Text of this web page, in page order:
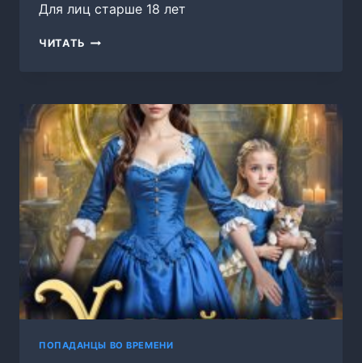
Для лиц старше 18 лет
ЧИТАТЬ САМЫЙ
ВТОРОЙ
ПОПАДАНЦЫ ВО ВРЕМЕНИ